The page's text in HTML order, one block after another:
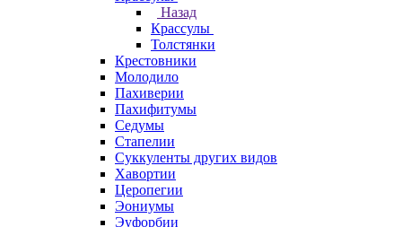
Назад
Крассулы
Толстянки
Крестовники
Молодило
Пахиверии
Пахифитумы
Седумы
Стапелии
Суккуленты других видов
Хавортии
Церопегии
Эониумы
Эуфорбии